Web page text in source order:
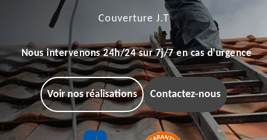
Couverture J.T
Nous intervenons 24h/24 sur 7j/7 en cas d'urgence
Voir nos réalisations Contactez-nous